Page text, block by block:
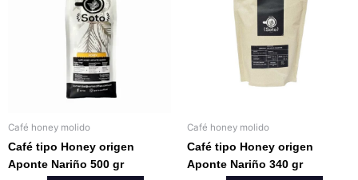
Café honey molido
Café tipo Honey origen
Aponte Nariño 500 gr
Café honey molido
Café tipo Honey origen
Aponte Nariño 340 gr